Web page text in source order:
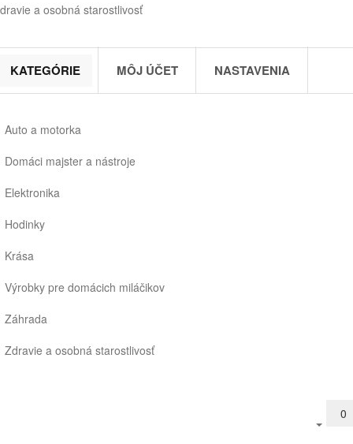
a osobná starostlivosť
KATEGÓRIE MÔJ ÚČET NASTAVENIA
Auto a motorka
Domáci majster a nástroje
Elektronika
Hodinky
Krása
Výrobky pre domácich miláčikov
Záhrada
Zdravie a osobná starostlivosť
0